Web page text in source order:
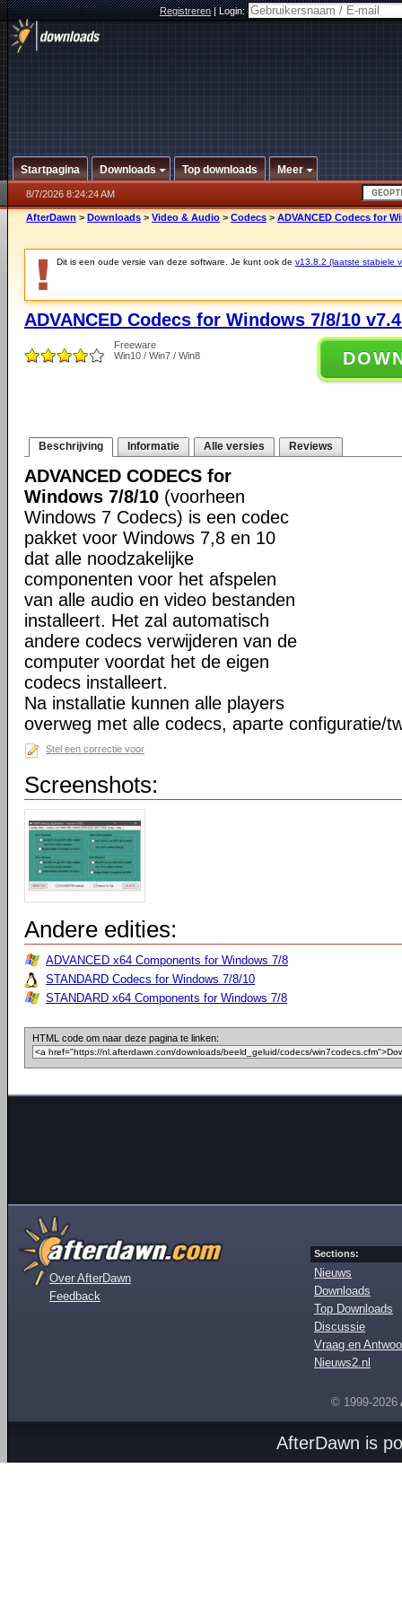
Registreren|Login:
Startpagina Downloads Top downloads Meer
8/7/2026 8:24:24 AM
AfterDawn > Downloads > Video & Audio > Codecs > ADVANCED Codecs for
Dit is een oude versie van deze software. Je kunt ook de v13.8.2 (laatste stabiele
ADVANCED Codecs for Windows 7/8/10
Freeware
Win10 / Win7 / Win8
Beschrijving Informatie Alle versies Reviews
ADVANCED CODECS for
Windows 7/8/10 (voorheen
Windows 7 Codecs) is een codec
pakket voor Windows 7,8 en 10
dat alle noodzakelijke
componenten voor het afspelen
van alle audio en video bestanden
installeert. Het zal automatisch
andere codecs verwijderen van de
computer voordat het de eigen
codecs installeert.
Na installatie kunnen alle players
overweg met alle codecs, aparte configuratie/
Stel een correctie voor
Screenshots:
Andere edities:
ADVANCED x64 Components for Windows 7/8
STANDARD Codecs for Windows 7/8/10
STANDARD x64 Components for Windows 7/8
HTML code om naar deze pagina te linken:
Over AfterDawn
Feedback
Sections:
Nieuws
Downloads
Top Downloads
Discussie
Vraag en
Nieuws2.nl
© 1999-2026
AfterDawn is